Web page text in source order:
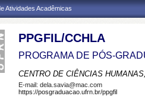
Atividades Acadêmicas
PPGFIL/CCHLA
PROGRAMA DE PÓS-
CENTRO DE CIÊNCIAS
E-mail: dela.savia@mac.com
https://posgraduacao.ufrn.br/ppgfil